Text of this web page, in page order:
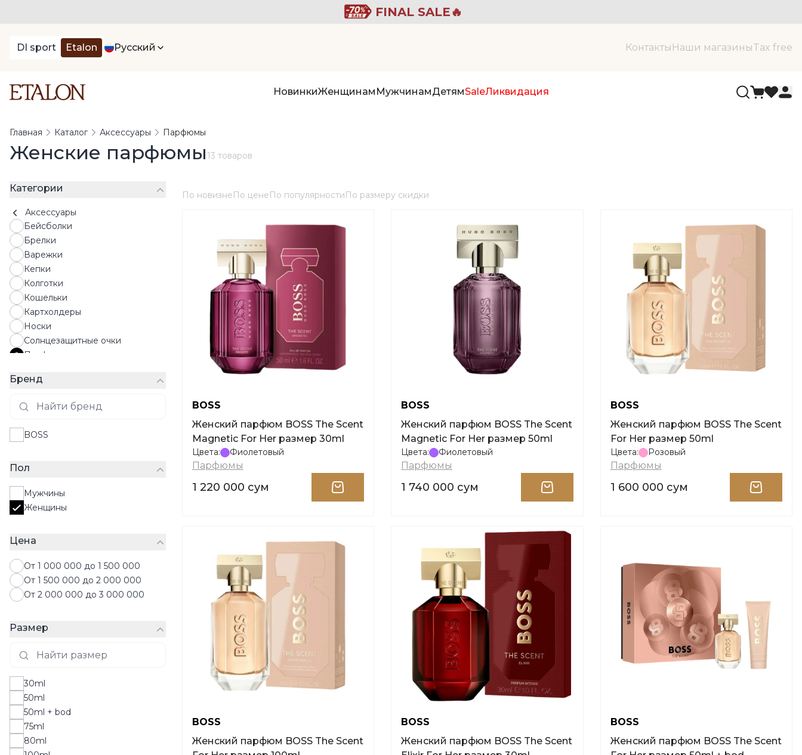
FINAL SALE🔥
DI sport Etalon Русский Контакты Наши магазиныTax free
НовинкиЖенщинам МужчинамДетямSaleЛиквидация
Главная Каталог Аксессуары Парфюмы
Женские парфюмы13 товаров
Категории
Аксессуары
Бейсболки
Брелки
Варежки
Кепки
Колготки
Кошельки
Картхолдеры
Носки
Солнцезащитные очки
Парфюмы
Платки
Рюкзаки
Чулки
Шарфы
Бренд
BOSS
Пол
Мужчины
Женщины
Цена
От 1 000 000 до 1 500 000
От 1 500 000 до 2 000 000
От 2 000 000 до 3 000 000
Размер
30ml
50ml
50ml + bod
75ml
80ml
По новизнеПо ценеПо популярностиПо размеру скидки
BOSS
Женский парфюм BOSS The Scent
Magnetic For Her размер 30ml
Цвета: Фиолетовый
Парфюмы
1 220 000 сум
BOSS
Женский парфюм BOSS The Scent
Magnetic For Her размер 50ml
Цвета: Фиолетовый
Парфюмы
1 740 000 сум
BOSS
Женский парфюм BOSS The Scent
For Her размер 50ml
Цвета: Розовый
Парфюмы
1 600 000 сум
BOSS
Женский парфюм BOSS The Scent
BOSS
Женский парфюм BOSS The Scent
BOSS
Женский парфюм BOSS The Scent